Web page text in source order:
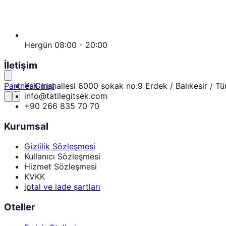
Partner Girişi
Hergün 08:00 - 20:00
İletişim
Yalı mahallesi 6000 sokak no:9 Erdek / Balıkesir /
info@tatilegitsek.com
+90 266 835 70 70
Kurumsal
Gizlilik Sözleşmesi
Kullanıcı Sözleşmesi
Hizmet Sözleşmesi
KVKK
iptal ve iade şartları
Oteller